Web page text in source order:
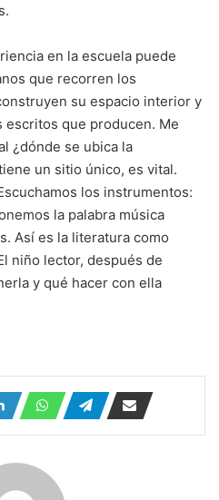
en la escuela puede
que recorren los
su espacio interior y
escritos que producen. Me
¿dónde se ubica la
un sitio único, es vital.
los instrumentos:
la palabra música
Así es la literatura como
niño lector, después de
y qué hacer con ella